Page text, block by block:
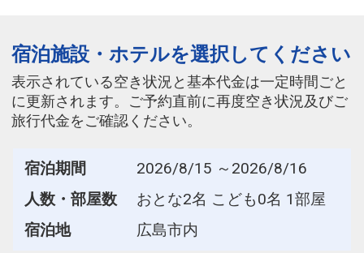
宿泊施設・ホテルを選択してください
表示されている空き状況と基本代金は一定時間ごと
に更新されます。ご予約直前に再度空き状況及びご
旅行代金をご確認ください。
宿泊期間
2026/8/15 ～2026/8/16
人数・部屋数
おとな2名 こども0名 1部屋
宿泊地
広島市内